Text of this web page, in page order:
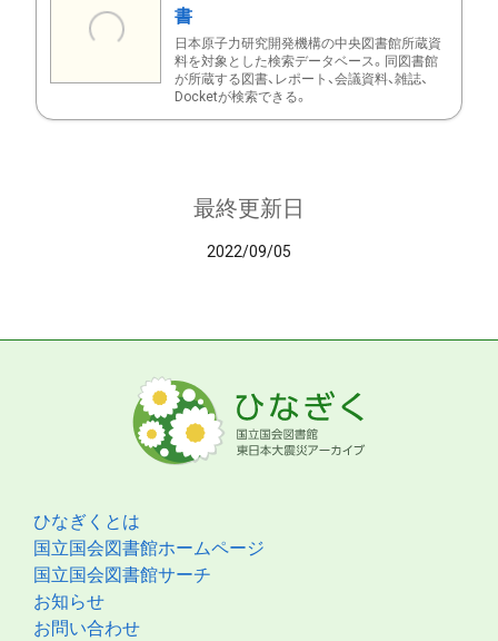
書
日本原子力研究開発機構の中央図書館所蔵資
料を対象とした検索データベース。同図書館
が所蔵する図書、レポート、会議資料、雑誌、
Docketが検索できる。
最終更新日
2022/09/05
ひなぎくとは
国立国会図書館ホームページ
国立国会図書館サーチ
お知らせ
お問い合わせ